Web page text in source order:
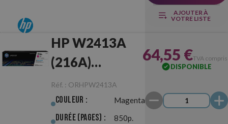
AJOUTER À
VOTRE LISTE
HP W2413A
(216A)
Magenta
Originale
Réf. : ORHPW2413A
Couleur : Magenta
Durée (pages) : 850p.
64,55 €TVA
DISPONIBLE